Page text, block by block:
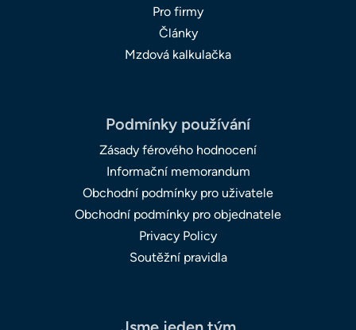
Pro firmy
Články
Mzdová kalkulačka
Podmínky používání
Zásady férového hodnocení
Informační memorandum
Obchodní podmínky pro uživatele
Obchodní podmínky pro objednatele
Privacy Policy
Soutěžní pravidla